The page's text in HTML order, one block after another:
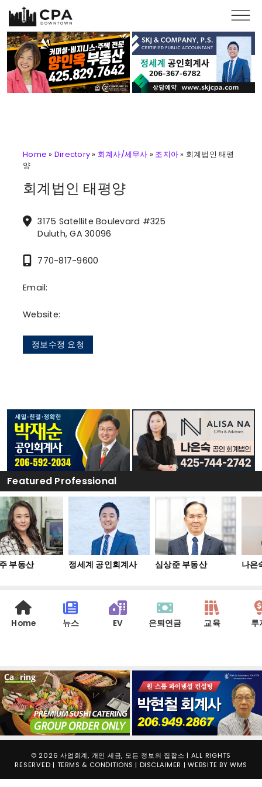
Skip to main content
Home » Directory » 회계사/세무사 » 조지아 » 회계법인 태평
양
회계법인 태평양
3175 Satellite Boulevard #325
Duluth, GA 30096
770-817-9600
Email:
Website:
정보수정 요청
Featured Professional
부동산 정세계 공인회계사 심상준 부동산 나은
Home 뉴스 EV 은퇴연금 교육 투
© 2026 사업회계, 개인 세금, 모든 정보의 집합소 | ALL RIGHTS
RESERVED | TERMS & CONDITIONS | DISCLAIMER | WEBSITE BYWMS